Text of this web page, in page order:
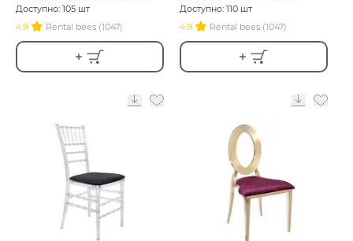
Доступно: 105 шт
4.9
Rental bees (1047)
Доступно: 110 шт
4.9
Rental bees (1047)